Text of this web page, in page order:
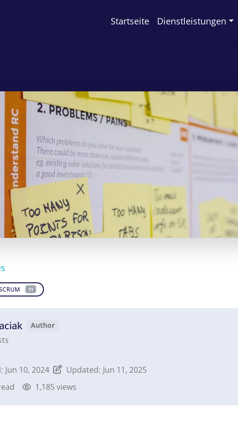
Startseite Dienstleistungen
11
Author
Jun 10, 2024 Updated: Jun 11, 2025
1,185 views